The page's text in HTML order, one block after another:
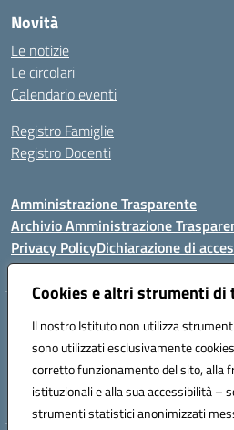
Cookies e altri strumenti di
Il nostro Istituto non utilizza
sono utilizzati esclusivamente
corretto funzionamento del sito, alla
istituzionali e alla sua accessibilità –
strumenti statistici anonimizzati
Novità
Le notizie
Le circolari
Calendario eventi
Registro Famiglie
Registro Docenti
Amministrazione Trasparente
Archivio Amministrazione
Privacy PolicyDichiarazione di
Istituto Comprensivo Statale
Via Cupa Campanariello, 5 - 80059, Torre
Tel. +39 0818834377 - Fax +39
Email: naic8df00a@istruzione.it - PEC: